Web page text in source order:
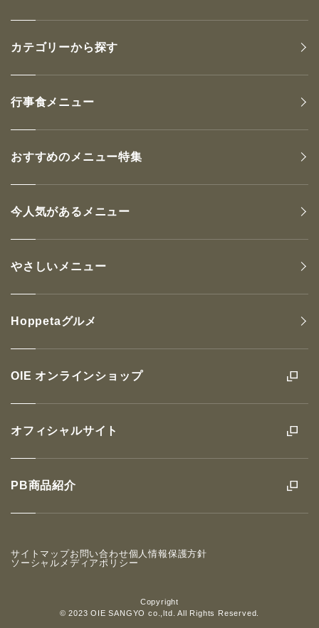
OIE オンラインショップ
オフィシャルサイト
PB商品紹介
カテゴリーから探す
行事食メニュー
おすすめのメニュー特集
今人気があるメニュー
やさしいメニュー
Hoppetaグルメ
Copyright
© 2023 OIE SANGYO co.,ltd. All Rights Reserved.
サイトマップお問い合わせ個人情報保護方針
ソーシャルメディアポリシー